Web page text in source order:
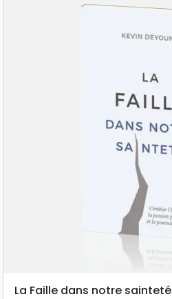
La Faille dans notre sainteté